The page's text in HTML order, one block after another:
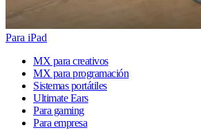
Para iPad
MX para creativos
MX para programación
Sistemas portátiles
Ultimate Ears
Para gaming
Para empresa